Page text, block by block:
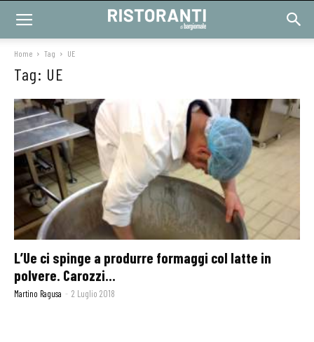
Home Tag UE
Tag: UE
L’Ue ci spinge a produrre formaggi col latte in
polvere. Carozzi...
Martino Ragusa - 2 Luglio 2018